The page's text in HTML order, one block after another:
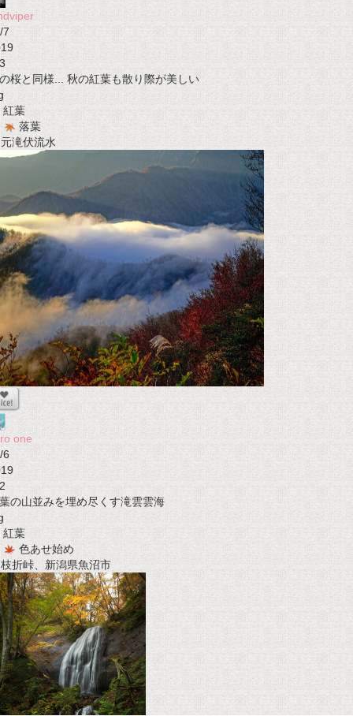
7
3
桜と同様... 秋の紅葉も散り際が美しい
紅葉
落葉
滝伏流水
one
6
2
の山並みを埋め尽くす滝雲雲海
紅葉
色あせ始め
折峠、新潟県魚沼市